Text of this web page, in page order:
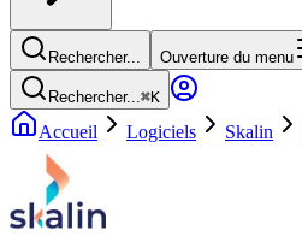
Rechercher... Ouverture du menu
Rechercher...⌘K
Accueil Logiciels Skalin